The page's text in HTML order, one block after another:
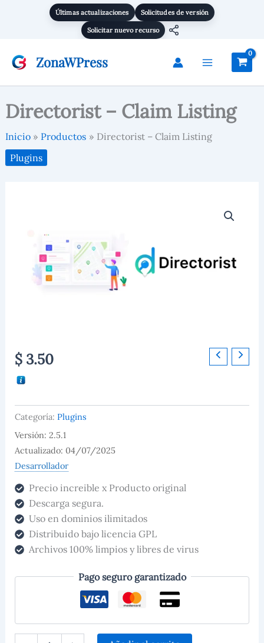
Últimas actualizaciones Solicitudes de versión
Solicitar nuevo recurso
ZonaWPress
Directorist – Claim Listing
Inicio Productos
Directorist – Claim Listing
Plugins
$3.50
Categoría: Plugins
Versión: 2.5.1
Actualizado: 04/07/2025
Desarrollador
Precio increible x Producto original
Descarga segura.
Uso en dominios ilimitados
Distribuido bajo licencia GPL
Archivos 100% limpios y libres de virus
Pago seguro garantizado
Directorist
–
Claim